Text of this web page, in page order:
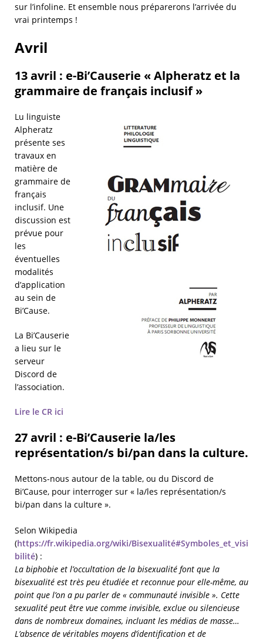
sur l’infoline. Et ensemble nous préparerons l’arrivée du
vrai printemps !
Avril
13 avril : e-Bi’Causerie « Alpheratz et la
grammaire de français inclusif »
Lu linguiste
Alpheratz
présente ses
travaux en
matière de
grammaire de
français
inclusif. Une
discussion est
prévue pour
les
éventuelles
modalités
d’application
au sein de
Bi’Cause.
La Bi’Causerie
a lieu sur le
serveur
Discord de
l’association.
Lire le CR ici
27 avril : e-Bi’Causerie la/les
représentation/s bi/pan dans la culture.
Mettons-nous autour de la table, ou du Discord de
Bi’Cause, pour interroger sur « la/les représentation/s
bi/pan dans la culture ».
Selon Wikipedia
(https://fr.wikipedia.org/wiki/Bisexualité#Symboles_et_visi
bilité) :
La biphobie et l’occultation de la bisexualité font que la
bisexualité est très peu étudiée et reconnue pour elle-même, au
point que l’on a pu parler de « communauté invisible ». Cette
sexualité peut être vue comme invisible, exclue ou silencieuse
dans de nombreux domaines, incluant les médias de masse…
L’absence de véritables moyens d’identification et de